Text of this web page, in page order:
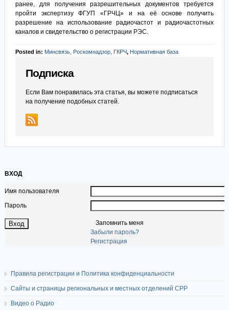
ранее, для получения разрешительных документов требуется
пройти экспертизу ФГУП «ГРЧЦ» и на её основе получить
разрешение на использование радиочастот и радиочастотных
каналов и свидетельство о регистрации РЭС.
Posted in: Минсвязь, Роскомнадзор, ГКРЧ, Нормативная база
Подписка
Если Вам понравилась эта статья, вы можете подписаться
на получение подобных статей.
ВХОД
Имя пользователя
Пароль
Запомнить меня
Забыли пароль?
Регистрация
Правила регистрации и Политика конфиденциальности
Сайты и страницы региональных и местных отделений СРР
Видео о Радио